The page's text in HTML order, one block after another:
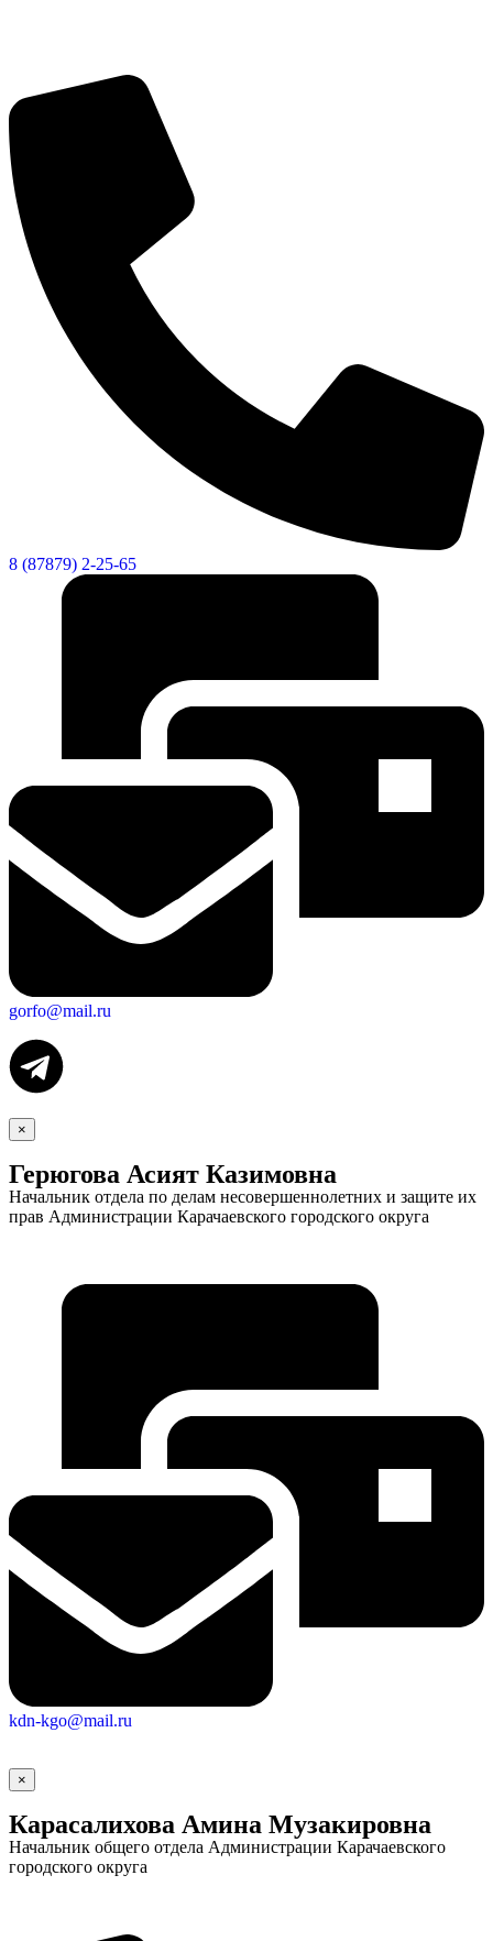
8 (87879) 2-25-65
gorfo@mail.ru
×
Герюгова Асият Казимовна
Начальник отдела по делам несовершеннолетних и защите их
прав Администрации Карачаевского городского округа
kdn-kgo@mail.ru
×
Карасалихова Амина Музакировна
Начальник общего отдела Администрации Карачаевского
городского округа